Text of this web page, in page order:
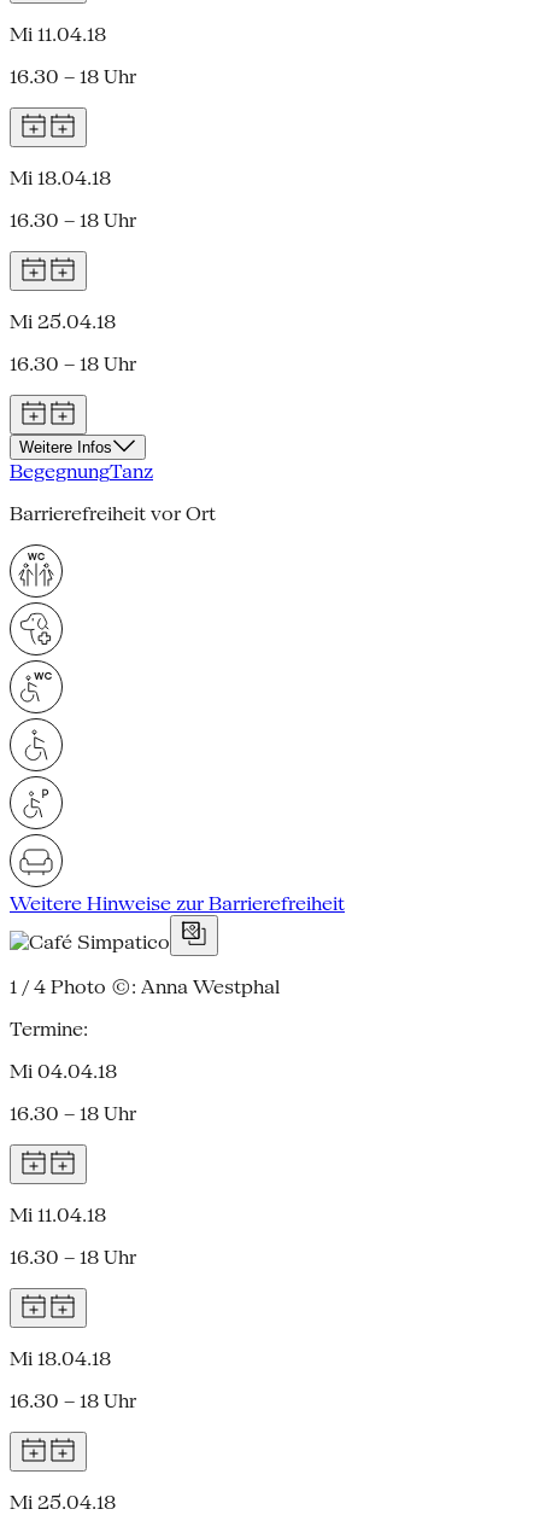
Mi 11.04.18
16.30 – 18 Uhr
Mi 18.04.18
16.30 – 18 Uhr
Mi 25.04.18
16.30 – 18 Uhr
Weitere Infos
BegegnungTanz
Barrierefreiheit vor Ort
Weitere Hinweise zur Barrierefreiheit
1 / 4 Photo ©: Anna Westphal
Termine:
Mi 04.04.18
16.30 – 18 Uhr
Mi 11.04.18
16.30 – 18 Uhr
Mi 18.04.18
16.30 – 18 Uhr
Mi 25.04.18